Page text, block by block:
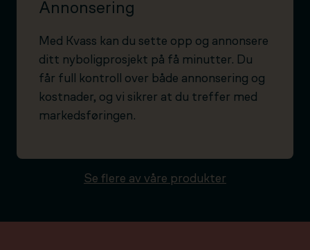
Annonsering
Med Kvass kan du sette opp og annonsere
ditt nyboligprosjekt på få minutter. Du
får full kontroll over både annonsering og
kostnader, og vi sikrer at du treffer med
markedsføringen.
Se flere av våre produkter